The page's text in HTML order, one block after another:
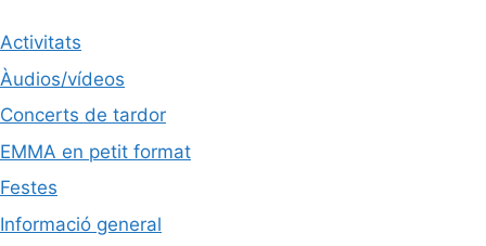
Activitats
Àudios/vídeos
Concerts de tardor
EMMA en petit format
Festes
Informació general